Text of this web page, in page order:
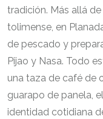
tradición. Más allá
tolimense, en
de pescado y
Pijao y Nasa. Todo
una taza de café de
guarapo de panela,
identidad cotidiana